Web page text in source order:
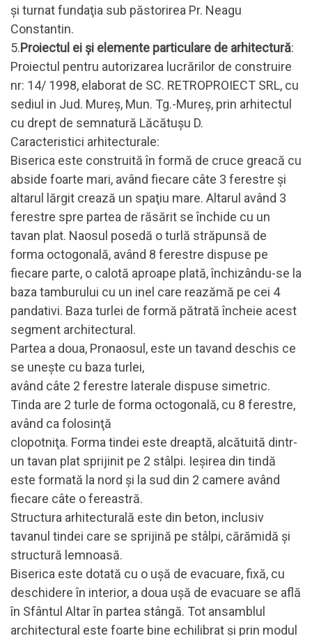
şi turnat fundaţia sub păstorirea Pr. Neagu
Constantin.
5.Proiectul ei şi elemente particulare de arhitectură:
Proiectul pentru autorizarea lucrărilor de construire
nr: 14/ 1998, elaborat de SC. RETROPROIECT SRL, cu
sediul in Jud. Mureş, Mun. Tg.-Mureş, prin arhitectul
cu drept de semnatură Lăcătuşu D.
Caracteristici arhitecturale:
Biserica este construită în formă de cruce greacă cu
abside foarte mari, având fiecare câte 3 ferestre şi
altarul lărgit crează un spaţiu mare. Altarul având 3
ferestre spre partea de răsărit se închide cu un
tavan plat. Naosul posedă o turlă străpunsă de
forma octogonală, având 8 ferestre dispuse pe
fiecare parte, o calotă aproape plată, închizându-se la
baza tamburului cu un inel care reazămă pe cei 4
pandativi. Baza turlei de formă pătrată încheie acest
segment architectural.
Partea a doua, Pronaosul, este un tavand deschis ce
se uneşte cu baza turlei,
având câte 2 ferestre laterale dispuse simetric.
Tinda are 2 turle de forma octogonală, cu 8 ferestre,
având ca folosinţă
clopotniţa. Forma tindei este dreaptă, alcătuită dintr-
un tavan plat sprijinit pe 2 stâlpi. Ieşirea din tindă
este formată la nord şi la sud din 2 camere având
fiecare câte o fereastră.
Structura arhitecturală este din beton, inclusiv
tavanul tindei care se sprijină pe stâlpi, cărămidă şi
structură lemnoasă.
Biserica este dotată cu o uşă de evacuare, fixă, cu
deschidere în interior, a doua uşă de evacuare se află
în Sfântul Altar în partea stângă. Tot ansamblul
architectural este foarte bine echilibrat şi prin modul